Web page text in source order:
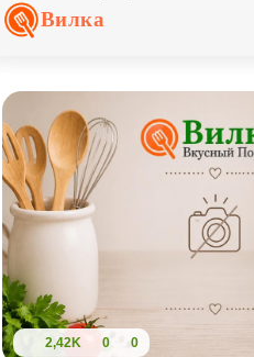
добавляет блюду мягкость
Вилка
2,42K 0 0